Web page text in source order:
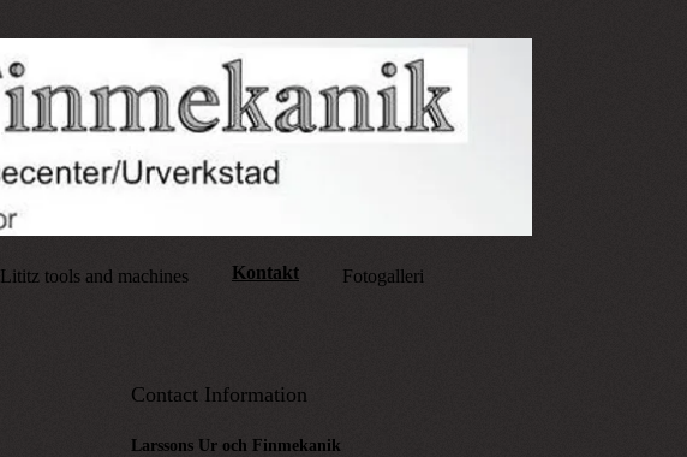
Lititz tools and machines Kontakt Fotogalleri
Contact Information
Larssons Ur och Finmekanik